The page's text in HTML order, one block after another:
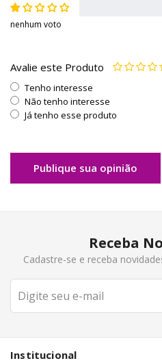
nenhum voto
Avalie este Produto
Tenho interesse
Não tenho interesse
Já tenho esse produto
Publique sua opinião
Receba
Cadastre-se e receba
Institucional